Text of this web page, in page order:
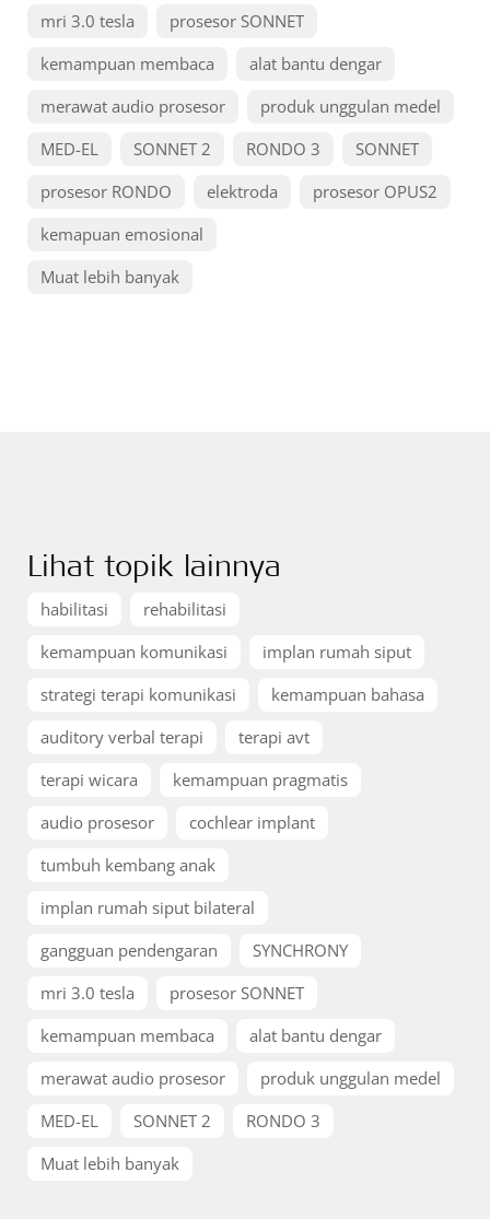
mri 3.0 tesla
prosesor SONNET
kemampuan membaca
alat bantu dengar
merawat audio prosesor
produk unggulan medel
MED-EL
SONNET 2 RONDO 3
SONNET
prosesor RONDO
elektroda
prosesor OPUS2
kemapuan emosional
Muat lebih banyak
Lihat topik lainnya
habilitasi
rehabilitasi
kemampuan komunikasi
implan rumah siput
strategi terapi komunikasi
kemampuan bahasa
auditory verbal terapi
terapi avt
terapi wicara
kemampuan pragmatis
audio prosesor
cochlear implant
tumbuh kembang anak
implan rumah siput bilateral
gangguan pendengaran
SYNCHRONY
mri 3.0 tesla
prosesor SONNET
kemampuan membaca
alat bantu dengar
merawat audio prosesor
produk unggulan medel
MED-EL
SONNET 2
RONDO 3
Muat lebih banyak